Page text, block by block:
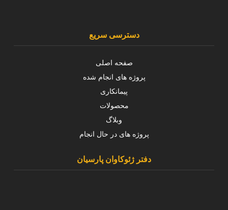
دسترسی سریع
صفحه اصلی
پروژه های انجام شده
پیمانکاری
محصولات
وبلاگ
پروژه های در حال انجام
دفتر ژئوکاوان پارسیان